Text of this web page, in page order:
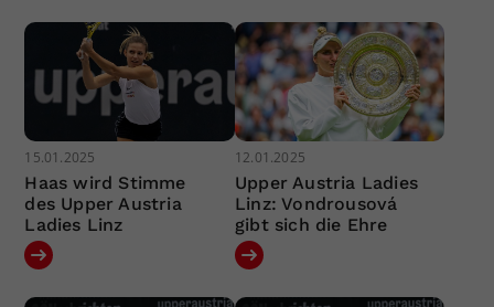
15.01.2025
Haas wird Stimme
des Upper Austria
Ladies Linz
12.01.2025
Upper Austria Ladies
Linz: Vondrousová
gibt sich die Ehre